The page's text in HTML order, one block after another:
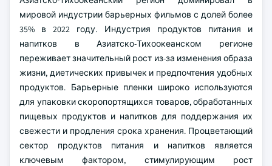
мировой индустрии барьерных фильмов с долей более
35% в 2022 году. Индустрия продуктов питания и
напитков в Азиатско-Тихоокеанском регионе
переживает значительный рост из-за изменения образа
жизни, диетических привычек и предпочтения удобных
продуктов. Барьерные пленки широко используются
для упаковки скоропортящихся товаров, обработанных
пищевых продуктов и напитков для поддержания их
свежести и продления срока хранения. Процветающий
сектор продуктов питания и напитков является
ключевым фактором, стимулирующим рост